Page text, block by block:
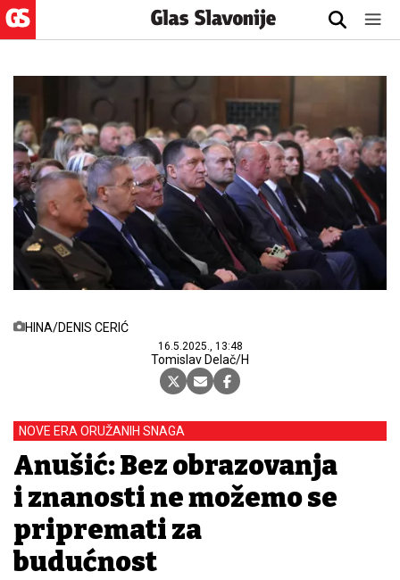
HINA/DENIS CERIĆ
16.5.2025., 13:48
Tomislav Delač/H
NOVE ERA ORUŽANIH SNAGA
Anušić: Bez obrazovanja
i znanosti ne možemo se
pripremati za
budućnost